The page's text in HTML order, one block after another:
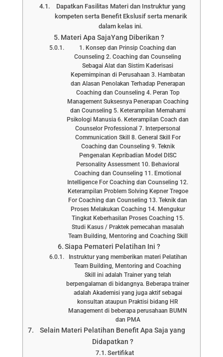
Dapatkan Fasilitas Materi dan Instruktur yang
kompeten serta Benefit Ekslusif serta menarik
dalam kelas ini.
Materi Apa SajaYang Diberikan ?
1. Konsep dan Prinsip Coaching dan
Counseling 2. Coaching dan Counseling
Sebagai Alat dan Sistim Kaderisasi
Kepemimpinan di Perusahaan 3. Hambatan
dan Alasan Penolakan Terhadap Penerapan
Coaching dan Counseling 4. Peran Top
Management Suksesnya Penerapan Coaching
dan Counseling 5. Keterampilan Memahami
Psikologi Manusia 6. Keterampilan Coach dan
Counselor Professional 7. Interpersonal
Communication Skill 8. General Skill For
Coaching dan Counseling 9. Teknik
Pengenalan Kepribadian Model DISC
Personality Assessment 10. Behavioral
Coaching dan Counseling 11. Emotional
Intelligence For Coaching dan Counseling 12.
Keterampilan Problem Solving Kepner Tregoe
For Coaching dan Counseling 13. Teknik dan
Proses Melakukan Coaching 14. Mengukur
Tingkat Keberhasilan Proses Coaching 15.
Studi Kasus / Praktek pemecahan masalah
Team Building, Mentoring and Coaching Skill
Siapa Pemateri Pelatihan Ini ?
Instruktur yang memberikan materi Pelatihan
Team Building, Mentoring and Coaching
Skill ini adalah Trainer yang telah
berpengalaman di bidangnya. Beberapa trainer
adalah Akademisi yang juga aktif sebagai
konsultan ataupun Praktisi bidang HR
Management di beberapa perusahaan BUMN
dan PMA
Selain Materi Pelatihan Benefit Apa Saja yang
Didapatkan ?
Sertifikat